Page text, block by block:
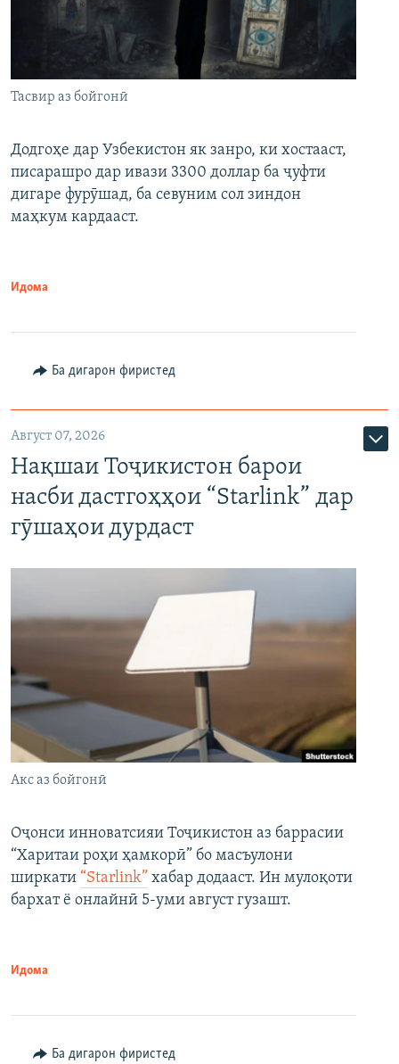
Тасвир аз бойгонӣ
Додгоҳе дар Узбекистон як занро, ки хостааст,
писарашро дар ивази 3300 доллар ба ҷуфти
дигаре фурӯшад, ба севуним сол зиндон
маҳкум кардааст.
Идома
Ба дигарон фиристед
Август 07, 2026
Нақшаи Тоҷикистон барои
насби дастгоҳҳои “Starlink” дар
гӯшаҳои дурдаст
Акс аз бойгонӣ
Оҷонси инноватсияи Тоҷикистон аз баррасии
“Харитаи роҳи ҳамкорӣ” бо масъулони
ширкати “Starlink” хабар додааст. Ин мулоқоти
бархат ё онлайнӣ 5-уми август гузашт.
Идома
Ба дигарон фиристед